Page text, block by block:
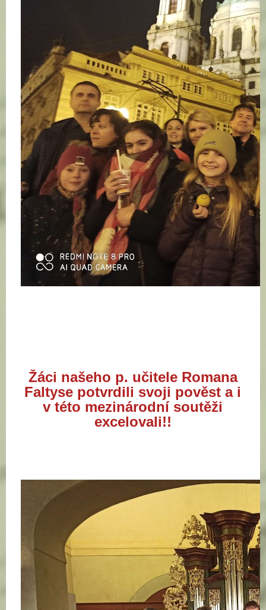
Žáci našeho p. učitele Romana
Faltyse potvrdili svoji pověst a i
v této mezinárodní soutěži
excelovali!!